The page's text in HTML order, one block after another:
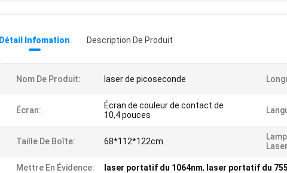
Détail Infomation Description De Produit
Nom De Produit: laser de picoseconde
Écran:
Écran de couleur de contact de
10,4 pouces
Taille De Boîte: 68*112*122cm
Mettre En Évidence: laser portatif du 1064nm, laser portatif du